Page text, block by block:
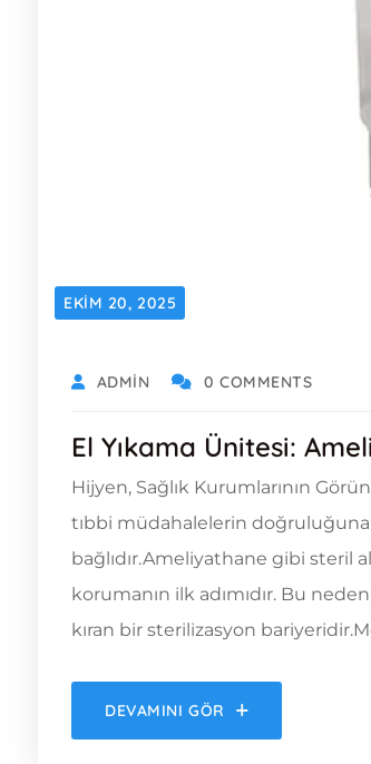
EKIM 20, 2025
ADMIN 0 COMMENTS
El Yıkama Ünitesi:
Hijyen, Sağlık Kurumlarının
tıbbi müdahalelerin
bağlıdır.Ameliyathane gibi steril
korumanın ilk adımıdır. Bu
kıran bir sterilizasyon
DEVAMINI GÖR